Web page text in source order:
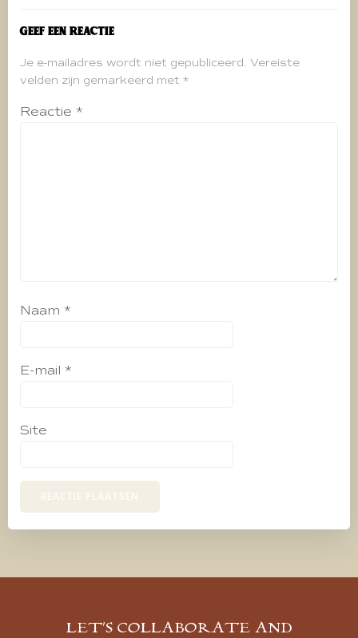
Geef een reactie
Je e-mailadres wordt niet gepubliceerd. Vereiste
velden zijn gemarkeerd met *
Reactie *
Naam *
E-mail *
Site
LET’S COLLABORATE AND